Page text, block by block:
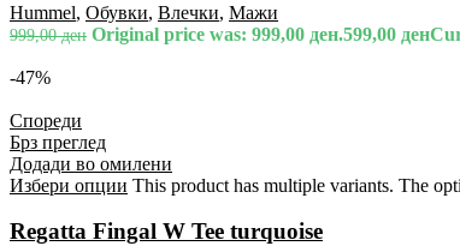
Hummel, Обувки, Влечки, Мажи
999,00ден Original price was: 999,00 ден.599,00 ден
-47%
Спореди
Брз преглед
Додади во омилени
Избери опции This product has multiple variants. The
Regatta Fingal W Tee turquoise